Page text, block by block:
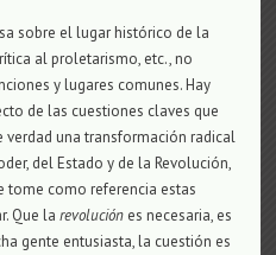
sobre el lugar histórico de la
al proletarismo, etc., no
y lugares comunes. Hay
de las cuestiones claves que
verdad una transformación radical
del Estado y de la Revolución,
tome como referencia estas
Que larevolución es necesaria, es
gente entusiasta, la cuestión es